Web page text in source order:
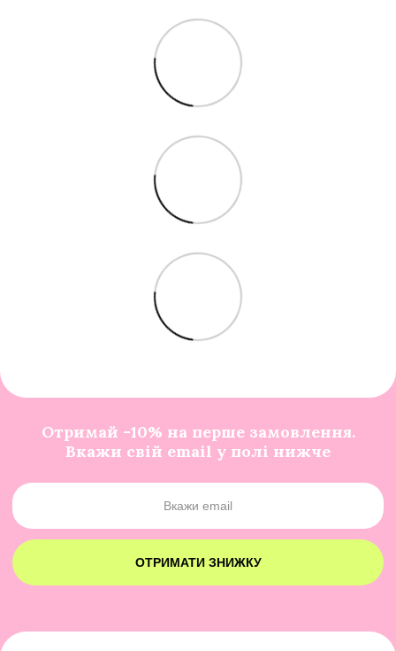
Отримай -10% на перше замовлення.
Вкажи свій email у полі нижче
ОТРИМАТИ ЗНИЖКУ